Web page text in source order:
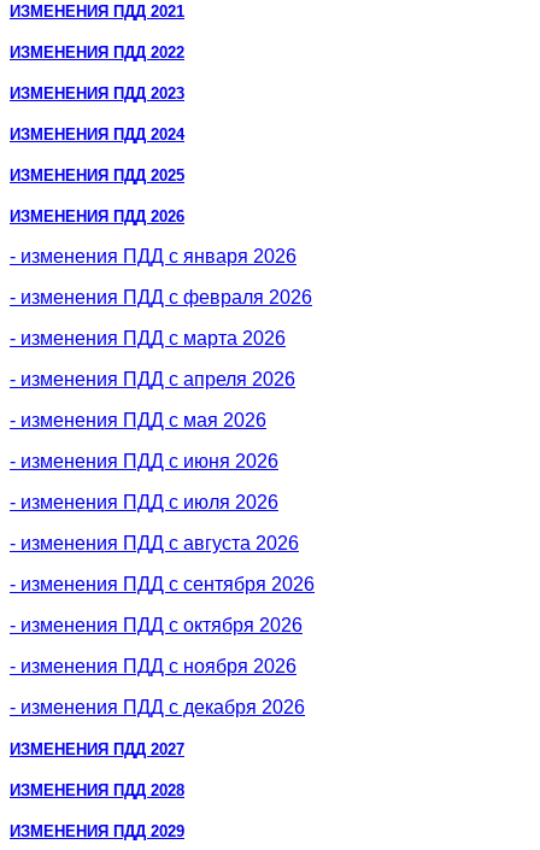
ИЗМЕНЕНИЯ ПДД 2021
ИЗМЕНЕНИЯ ПДД 2022
ИЗМЕНЕНИЯ ПДД 2023
ИЗМЕНЕНИЯ ПДД 2024
ИЗМЕНЕНИЯ ПДД 2025
ИЗМЕНЕНИЯ ПДД 2026
- изменения ПДД с января 2026
- изменения ПДД с февраля 2026
- изменения ПДД с марта 2026
- изменения ПДД с апреля 2026
- изменения ПДД с мая 2026
- изменения ПДД с июня 2026
- изменения ПДД с июля 2026
- изменения ПДД с августа 2026
- изменения ПДД с сентября 2026
- изменения ПДД с октября 2026
- изменения ПДД с ноября 2026
- изменения ПДД с декабря 2026
ИЗМЕНЕНИЯ ПДД 2027
ИЗМЕНЕНИЯ ПДД 2028
ИЗМЕНЕНИЯ ПДД 2029